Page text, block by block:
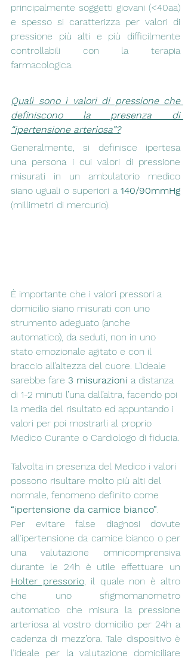
principalmente soggetti giovani (<40aa)
e spesso si caratterizza per valori di
pressione più alti e più difficilmente
controllabili con la terapia
farmacologica.
Quali sono i valori di pressione che
definiscono la presenza di
“ipertensione arteriosa”?
Generalmente, si definisce ipertesa
una persona i cui valori di pressione
misurati in un ambulatorio medico
siano uguali o superiori a 140/90mmHg
(millimetri di mercurio).
È importante che i valori pressori a
domicilio siano misurati con uno
strumento adeguato (anche
automatico), da seduti, non in uno
stato emozionale agitato e con il
braccio all’altezza del cuore. L’ideale
sarebbe fare 3 misurazioni a distanza
di 1-2 minuti l’una dall’altra, facendo poi
la media del risultato ed appuntando i
valori per poi mostrarli al proprio
Medico Curante o Cardiologo di fiducia.
Talvolta in presenza del Medico i valori
possono risultare molto più alti del
normale, fenomeno definito come
“ipertensione da camice bianco”.
Per evitare false diagnosi dovute
all’ipertensione da camice bianco o per
una valutazione omnicomprensiva
Holter pressorio, il quale non è altro
che uno sfigmomanometro
automatico che misura la pressione
arteriosa al vostro domicilio per 24h a
cadenza di mezz’ora. Tale dispositivo è
l’ideale per la valutazione domiciliare